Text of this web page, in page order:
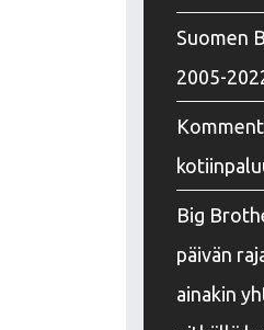
Suomen
2005-
Big
päivän
ainakin